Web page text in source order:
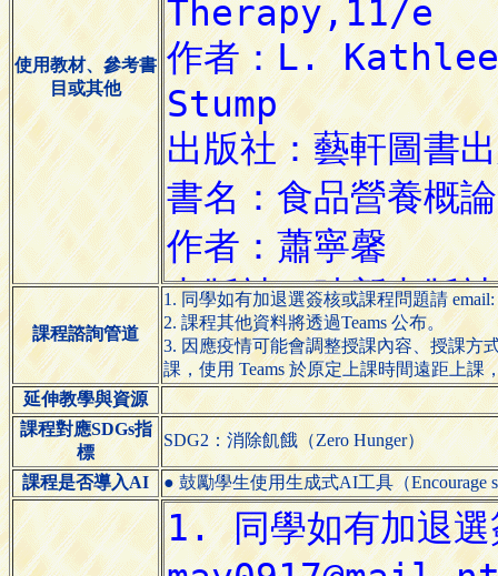
使用教材、參考書
目或其他
課程諮詢管道
1. 同學如有加退選簽核或課程問題請
2. 課程其他資料將透過Teams 公布。
3. 因應疫情可能會調整授課內容、授課方
課，使用 Teams 於原定上課時間遠距上課
延伸教學與資源
課程對應SDGs指
標
SDG2：消除飢餓（Zero Hunger）
課程是否導入AI ● 鼓勵學生使用生成式AI工具（Encourage